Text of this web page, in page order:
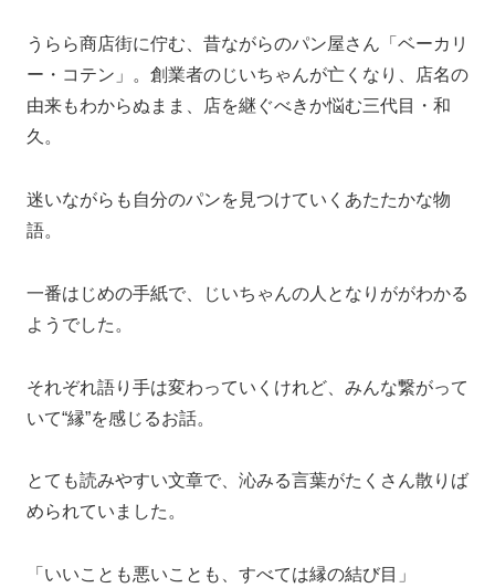
うらら商店街に佇む、昔ながらのパン屋さん「ベーカリ
ー・コテン」。創業者のじいちゃんが亡くなり、店名の
由来もわからぬまま、店を継ぐべきか悩む三代目・和
久。
迷いながらも自分のパンを見つけていくあたたかな物
語。
一番はじめの手紙で、じいちゃんの人となりががわかる
ようでした。
それぞれ語り手は変わっていくけれど、みんな繋がって
いて“縁”を感じるお話。
とても読みやすい文章で、沁みる言葉がたくさん散りば
められていました。
「いいことも悪いことも、すべては縁の結び目」